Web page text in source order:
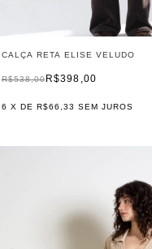
CALÇA RETA ELISE VELUDO
R$398,00
R$538,00
6 X DE R$66,33 SEM JUROS